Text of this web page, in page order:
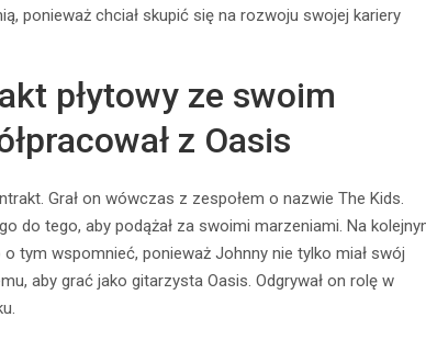
ponieważ chciał skupić się na rozwoju swojej kariery
płytowy ze swoim
z Oasis
Grał on wówczas z zespołem o nazwie The Kids.
do tego, aby podążał za swoimi marzeniami. Na
tym wspomnieć, ponieważ Johnny nie tylko miał swój
aby grać jako gitarzysta Oasis. Odgrywał on rolę w